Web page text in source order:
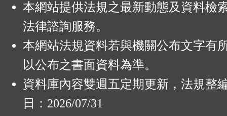
本網站提供法規之最新動態及資料檢
法律諮詢服務。
本網站法規資料若與機關公布文字有
以公布之書面資料為準。
資料庫內容雙週五定期更新，法規整
日：2026/07/31